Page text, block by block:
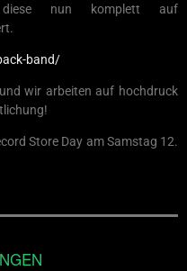
nun komplett auf
band/
wir arbeiten auf hochdruck
Store Day am Samstag 12.